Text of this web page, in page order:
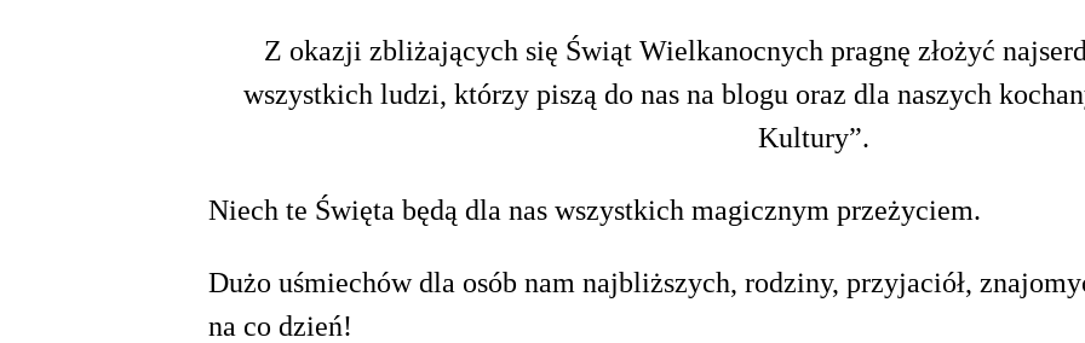
Z okazji zbliżających się Świąt Wielkanocnych pragnę złożyć
wszystkich ludzi, którzy piszą do nas na blogu oraz dla naszych
Kultury”.
Niech te Święta będą dla nas wszystkich magicznym przeżyciem.
Dużo uśmiechów dla osób nam najbliższych, rodziny, przyjaciół,
na co dzień!